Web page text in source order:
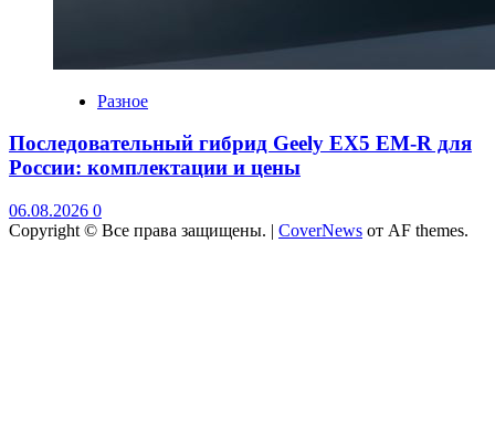
Разное
Последовательный гибрид Geely EX5 EM-R для
России: комплектации и цены
06.08.2026 0
Copyright © Все права защищены. | CoverNews от AF themes.